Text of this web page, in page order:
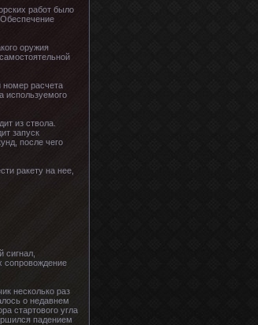
работ было
оружия
номер расчета
используемого
из ствола.
запуск
после чего
ракету на нее,
сигнал,
сопровождение
несколько раз
о недавнем
стартового угла
падением